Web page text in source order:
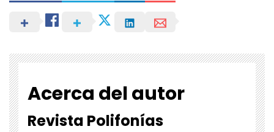
Acerca del autor
Revista Polifonías